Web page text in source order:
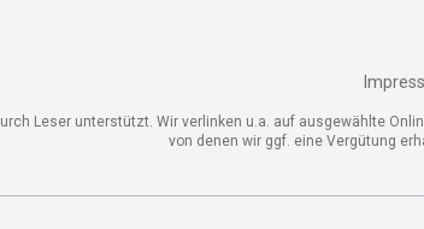
Leser unterstützt. Wir verlinken u.a. auf ausgewählte
von denen wir ggf. eine Vergütung